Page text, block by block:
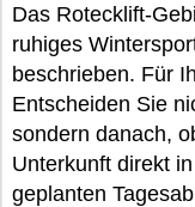
Das Rotecklift-
ruhiges
beschrieben. Für
Entscheiden Sie
sondern danach,
Unterkunft direkt
geplanten